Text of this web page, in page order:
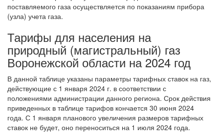
поставляемого газа осуществляется по показаниям прибора
(узла) учета газа.
Тарифы для населения на
природный (магистральный) газ
Воронежской области на 2024 год
В данной таблице указаны параметры тарифных ставок на газ,
действующие с 1 января 2024 г. в соответствии с
положениями администрации данного региона. Срок действия
приведенных в таблице тарифов кончается 30 июня 2024
года. С 1 января планового увеличения размеров тарифных
ставок не будет, оно переноситься на 1 июля 2024 года.